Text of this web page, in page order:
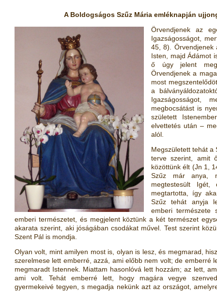
A Boldogságos Szűz Mária emléknapján
Örvendjenek az
Igazságosságot,
45, 8) .
Isten, majd Ádámot
ő úgy jelent
Örvendjenek a
most
a
Igazságosságot,
megbocsátást is
született
elvettetés után –
alól.
Megszületett tehát a
terve szerint, amit
közöttünk élt (Jn 1,
Szűz már anya,
megtestesült
megtartotta, így
Szűz tehát anyja
emberi természete
emberi természetet, és megjelent köztünk a két természet
akarata szerint, aki jóságában csodákat művel. Test szerint
Szent Pál is mondja.
Olyan volt, mint amilyen most is, olyan is lesz, és megmarad,
szerelmese lett emberré, azzá, ami előbb nem volt; de emberré
megmaradt Istennek. Miattam hasonlóvá lett hozzám; az lett,
ami volt. Tehát emberré lett, hogy magára vegye
gyermekeivé tegyen, s megadja nekünk azt az országot,